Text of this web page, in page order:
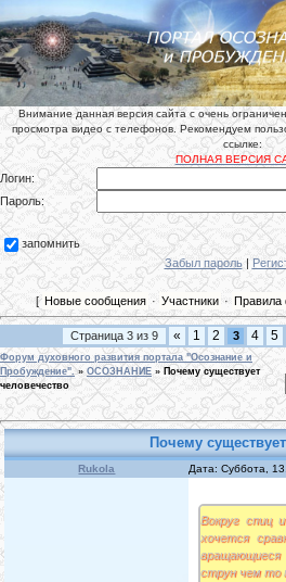
Внимание данная версия сайта с очень
просмотра видео с телефонов. Рекомендуем
ссылке:
ПОЛНАЯ ВЕРСИЯ
Логин:
Пароль:
запомнить
Забыл пароль|
[ Новые сообщения · Участники ·
Страница 3 из 9 « 1 2 3 4 5
Форум духовного развития портала "Осознание и
Пробуждение". » ОСОЗНАНИЕ » Почему существует
человечество
Почему
Rukola Дата: Суббота,
Вокруг спиц
хочется
струн чем то